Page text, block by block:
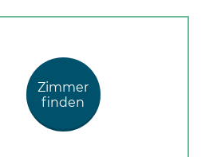
Zimmer
finden